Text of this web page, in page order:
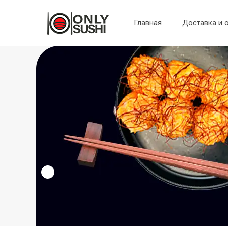
Главная Доставка и